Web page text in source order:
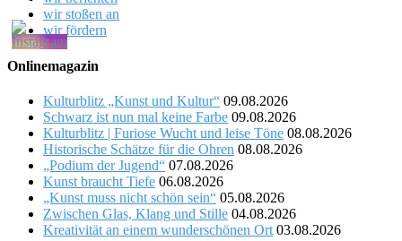
wir stoßen an
wir fördern
Onlinemagazin
Kulturblitz „Kunst und Kultur“ 09.08.2026
Schwarz ist nun mal keine Farbe 09.08.2026
Kulturblitz | Furiose Wucht und leise Töne 08.08.2026
Historische Schätze für die Ohren 08.08.2026
„Podium der Jugend“ 07.08.2026
Kunst braucht Tiefe 06.08.2026
„Kunst muss nicht schön sein“ 05.08.2026
Zwischen Glas, Klang und Stille 04.08.2026
Kreativität an einem wunderschönen Ort 03.08.2026